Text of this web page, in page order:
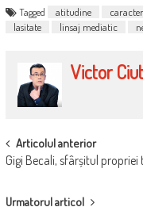
Tagged atitudine caracter
lasitate
linsaj mediatic
Victor
POST
NAVIGATION
Articolul anterior
Gigi Becali, sfârșitul propriei
Urmatorul articol